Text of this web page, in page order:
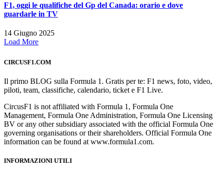
F1, oggi le qualifiche del Gp del Canada: orario e dove
guardarle in TV
14 Giugno 2025
Load More
CIRCUSF1.COM
Il primo BLOG sulla Formula 1. Gratis per te: F1 news, foto, video,
piloti, team, classifiche, calendario, ticket e F1 Live.
CircusF1 is not affiliated with Formula 1, Formula One
Management, Formula One Administration, Formula One Licensing
BV or any other subsidiary associated with the official Formula One
governing organisations or their shareholders. Official Formula One
information can be found at www.formula1.com.
INFORMAZIONI UTILI